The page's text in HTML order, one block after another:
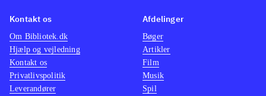
Kontakt os
Om Bibliotek.dk
Hjælp og vejledning
Kontakt os
Privatlivspolitik
Leverandører
Afdelinger
Bøger
Artikler
Film
Musik
Spil